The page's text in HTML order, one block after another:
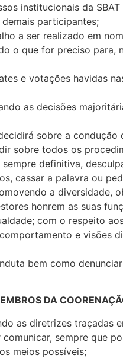
institucionais da
participantes;
a ser realizado em
o que for preciso
e votações havidas
as decisões
sobre a
sobre todos os
definitiva,
cassar a palavra ou
a diversidade,
honrem as suas
com o respeito
e visões
bem como
DA
as diretrizes traçadas
sempre que
meios possíveis;